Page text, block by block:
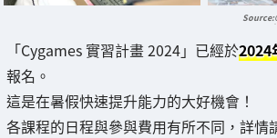
「Cygames 實習計畫 2024」已經於2024
報名。
這是在暑假快速提升能力的大好機會！
各課程的日程與參與費用有所不同，詳情